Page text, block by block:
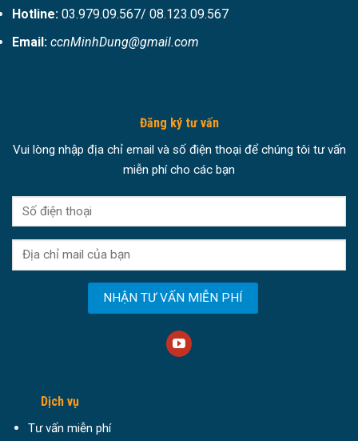
Hotline: 03.979.09.567/ 08.123.09.567
Email: ccnMinhDung@gmail.com
Đăng ký tư vấn
Vui lòng nhập địa chỉ email và số điện thoại để chúng tôi tư vấn
miễn phí cho các bạn
Dịch vụ
Tư vấn miễn phí